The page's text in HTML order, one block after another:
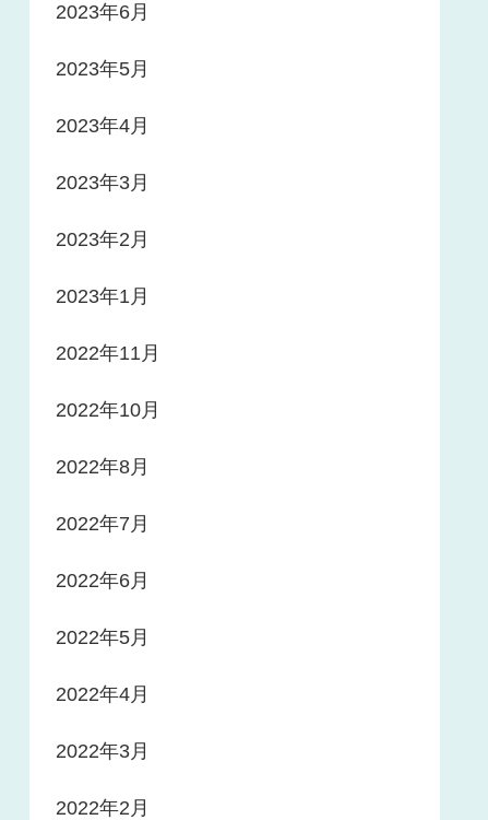
2023年6月
2023年5月
2023年4月
2023年3月
2023年2月
2023年1月
2022年11月
2022年10月
2022年8月
2022年7月
2022年6月
2022年5月
2022年4月
2022年3月
2022年2月